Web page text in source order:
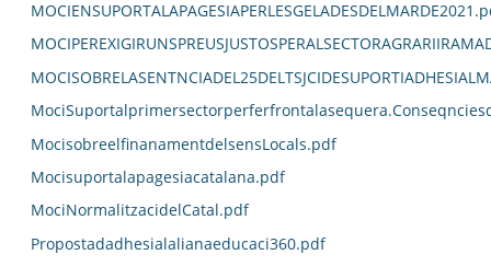
MocisobreelfinanamentdelsensLocals.pdf
Mocisuportalapagesiacatalana.pdf
MociNormalitzacidelCatal.pdf
Propostadadhesialalianaeducaci360.pdf